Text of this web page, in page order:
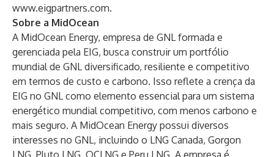
www.eigpartners.com.
Sobre a MidOcean
A MidOcean Energy, empresa de GNL formada e
gerenciada pela EIG, busca construir um portfólio
mundial de GNL diversificado, resiliente e competitivo
em termos de custo e carbono. Isso reflete a crença da
EIG no GNL como elemento essencial para um sistema
energético mundial competitivo, com menos carbono e
mais seguro. A MidOcean Energy possui diversos
interesses no GNL, incluindo o LNG Canada, Gorgon
LNG, Pluto LNG, QCLNG e Peru LNG. A empresa é